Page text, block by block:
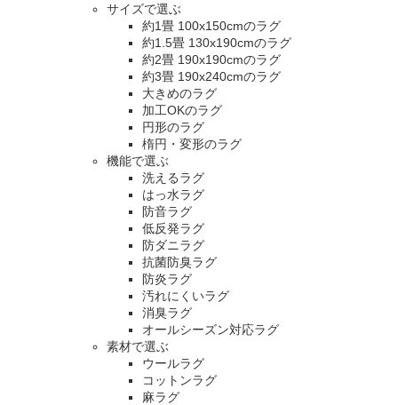
サイズで選ぶ
約1畳 100x150cmのラグ
約1.5畳 130x190cmのラグ
約2畳 190x190cmのラグ
約3畳 190x240cmのラグ
大きめのラグ
加工OKのラグ
円形のラグ
楕円・変形のラグ
機能で選ぶ
洗えるラグ
はっ水ラグ
防音ラグ
低反発ラグ
防ダニラグ
抗菌防臭ラグ
防炎ラグ
汚れにくいラグ
消臭ラグ
オールシーズン対応ラグ
素材で選ぶ
ウールラグ
コットンラグ
麻ラグ